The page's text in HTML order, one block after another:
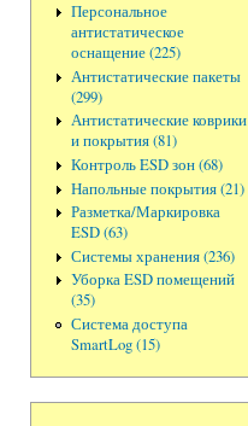
Персональное
антистатическое
оснащение (225)
Антистатические пакеты
(299)
Антистатические коврики
и покрытия (81)
Контроль ESD зон (68)
Напольные покрытия (21)
Разметка/Маркировка
ESD (63)
Системы хранения (236)
Уборка ESD помещений
(35)
Система доступа
SmartLog (15)